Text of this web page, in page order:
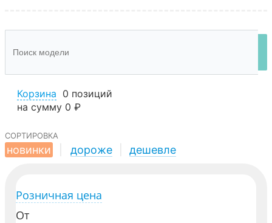
Корзина 0 позиций
на сумму 0 ₽
сортировка
новинки
дороже дешевле
Розничная цена
От